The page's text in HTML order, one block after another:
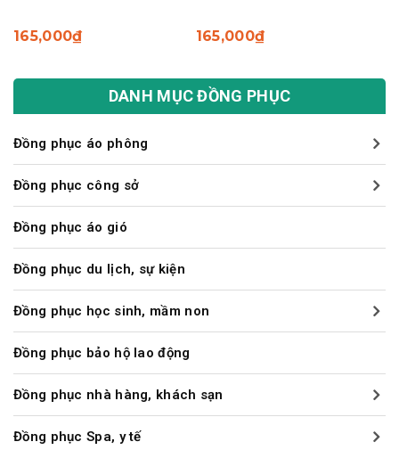
165,000₫ 165,000₫
DANH MỤC ĐỒNG PHỤC
Đồng phục áo phông
Đồng phục công sở
Đồng phục áo gió
Đồng phục du lịch, sự kiện
Đồng phục học sinh, mầm non
Đồng phục bảo hộ lao động
Đồng phục nhà hàng, khách sạn
Đồng phục Spa, y tế